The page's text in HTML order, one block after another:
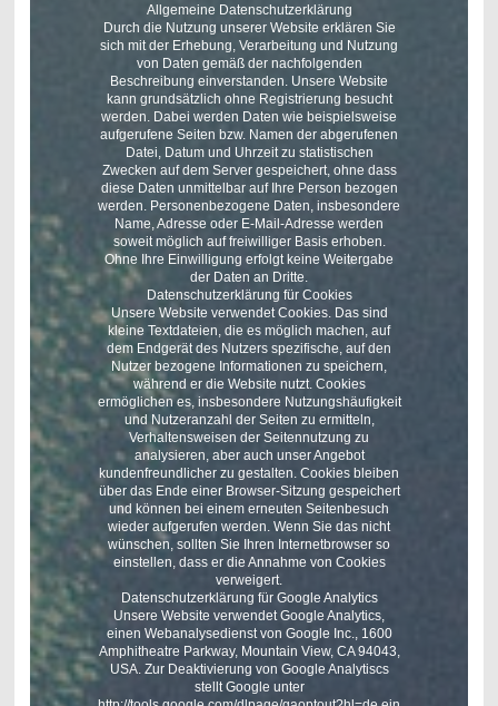
Allgemeine Datenschutzerklärung
Durch die Nutzung unserer Website erklären Sie
sich mit der Erhebung, Verarbeitung und Nutzung
von Daten gemäß der nachfolgenden
Beschreibung einverstanden. Unsere Website
kann grundsätzlich ohne Registrierung besucht
werden. Dabei werden Daten wie beispielsweise
aufgerufene Seiten bzw. Namen der abgerufenen
Datei, Datum und Uhrzeit zu statistischen
Zwecken auf dem Server gespeichert, ohne dass
diese Daten unmittelbar auf Ihre Person bezogen
werden. Personenbezogene Daten, insbesondere
Name, Adresse oder E-Mail-Adresse werden
soweit möglich auf freiwilliger Basis erhoben.
Ohne Ihre Einwilligung erfolgt keine Weitergabe
der Daten an Dritte.
Datenschutzerklärung für Cookies
Unsere Website verwendet Cookies. Das sind
kleine Textdateien, die es möglich machen, auf
dem Endgerät des Nutzers spezifische, auf den
Nutzer bezogene Informationen zu speichern,
während er die Website nutzt. Cookies
ermöglichen es, insbesondere Nutzungshäufigkeit
und Nutzeranzahl der Seiten zu ermitteln,
Verhaltensweisen der Seitennutzung zu
analysieren, aber auch unser Angebot
kundenfreundlicher zu gestalten. Cookies bleiben
über das Ende einer Browser-Sitzung gespeichert
und können bei einem erneuten Seitenbesuch
wieder aufgerufen werden. Wenn Sie das nicht
wünschen, sollten Sie Ihren Internetbrowser so
einstellen, dass er die Annahme von Cookies
verweigert.
Datenschutzerklärung für Google Analytics
Unsere Website verwendet Google Analytics,
einen Webanalysedienst von Google Inc., 1600
Amphitheatre Parkway, Mountain View, CA 94043,
USA. Zur Deaktivierung von Google Analytiscs
stellt Google unter